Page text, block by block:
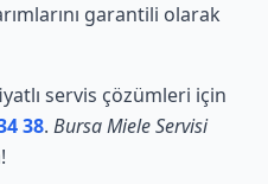
garantili olarak
servis çözümleri için
38. Bursa Miele Servisi